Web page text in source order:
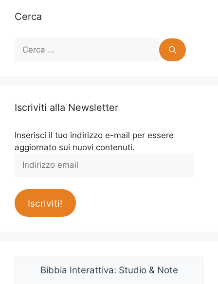
Cerca
Ricerca
Iscriviti alla Newsletter
Inserisci il tuo indirizzo e-mail per essere
aggiornato sui nuovi contenuti.
Indirizzo
Iscriviti!
Bibbia Interattiva: Studio & Note